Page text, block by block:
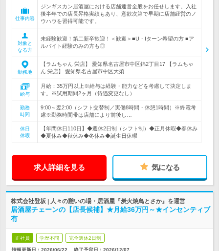
仕事内容
ジンギスカン居酒屋における店舗運営全般をお任せします。入社
後半年での店長昇格実績もあり、意欲次第で早期に店舗経営のノ
ウハウを習得可能です。
対象と
なる方
未経験歓迎！第二新卒歓迎！＜歓迎＞■U・Iターン希望の方 ■ア
ルバイト経験のみの方も◎
勤務地
【ラムちゃん 栄店】 愛知県名古屋市中区錦2丁目17 【ラムちゃ
ん 栄店】 愛知県名古屋市中区大須…
給与
月給：35万円以上※給与は経験・能力などを考慮して決定しま
す。※試用期間2ヶ月（待遇変更なし）
勤務
時間
9:00～翌2:00（シフト交替制／実働8時間・休憩1時間）※終電考
慮※勤務時間帯は店舗により前後し…
休日
休暇
【年間休日110日】◆週休2日制（シフト制）◆正月休暇◆春休み
◆夏休み◆秋休み◆冬休み◆誕生日休暇
求人詳細を見る 気になる
株式会社登坂 | 人々の憩いの場・居酒屋『炭火焼鳥とさか』を運営
居酒屋チェーンの【店長候補】★月給36万円～★インセンティブ
有
正社員 学歴不問 完全週休2日制
情報更新日：2026/06/22 終了予定日： 2026/12/07